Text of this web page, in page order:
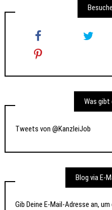
Was gibt
Tweets von @KanzleiJob
Blog via E-
Gib Deine E-Mail-Adresse an,